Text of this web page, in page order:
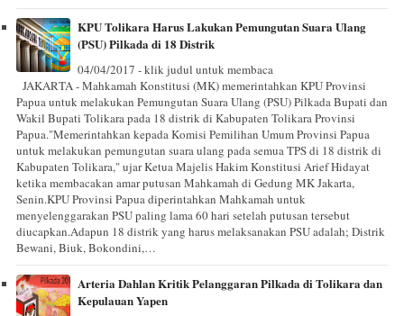
KPU Tolikara Harus Lakukan Pemungutan Suara Ulang
(PSU) Pilkada di 18 Distrik
04/04/2017 - klik judul untuk membaca
JAKARTA - Mahkamah Konstitusi (MK) memerintahkan KPU Provinsi
Papua untuk melakukan Pemungutan Suara Ulang (PSU) Pilkada Bupati dan
Wakil Bupati Tolikara pada 18 distrik di Kabupaten Tolikara Provinsi
Papua."Memerintahkan kepada Komisi Pemilihan Umum Provinsi Papua
untuk melakukan pemungutan suara ulang pada semua TPS di 18 distrik di
Kabupaten Tolikara," ujar Ketua Majelis Hakim Konstitusi Arief Hidayat
ketika membacakan amar putusan Mahkamah di Gedung MK Jakarta,
Senin.KPU Provinsi Papua diperintahkan Mahkamah untuk
menyelenggarakan PSU paling lama 60 hari setelah putusan tersebut
diucapkan.Adapun 18 distrik yang harus melaksanakan PSU adalah; Distrik
Bewani, Biuk, Bokondini,…
Arteria Dahlan Kritik Pelanggaran Pilkada di Tolikara dan
Kepulauan Yapen